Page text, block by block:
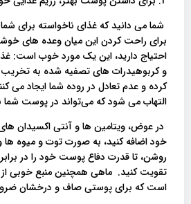
شما می دانید که غذای ناخواسته برای
برای راحت کردن این میان وعده های
احتیاج دارید، این یک مورد خوب است:
و کربوهیدرات های تصفیه شده به
کرده و عدم تعادل در روده شما ایجاد می
التهاب می شود که می‌تواند در پوست شما
در عوض، ویتامین ها و آنتی اکسیدان
خود اضافه کنید، به صورت توت و میوه ها
روشن، تا قدرت دفاع پوست خود را در
است که برای پوستی صاف و درخشان